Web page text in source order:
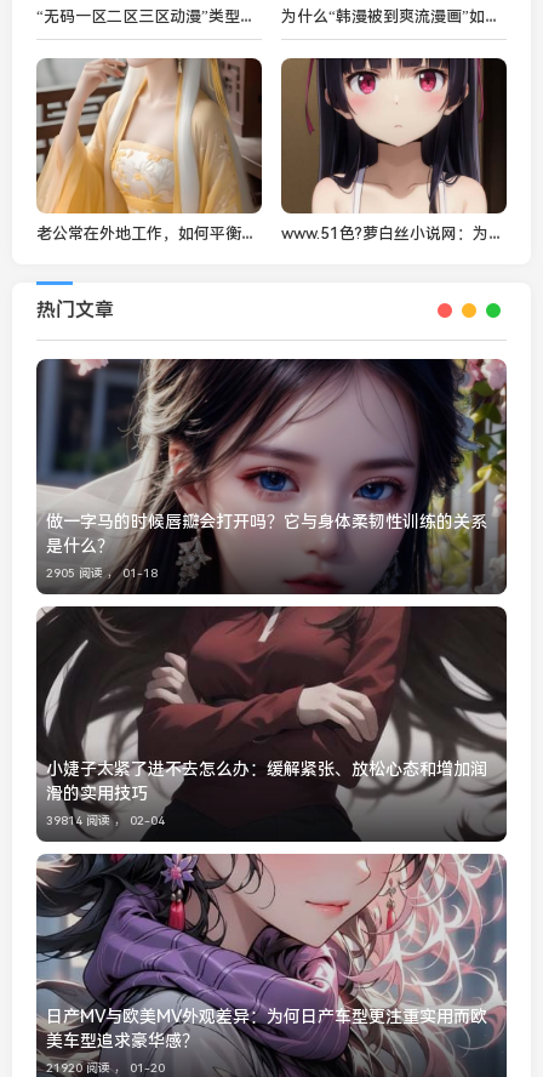
“无码一区二区三区动漫”类型有哪些特色？如何选择合适的作品观看？ 为什么“韩漫被到爽流漫画”如此受欢迎？揭秘其背后受众心理与创作技巧
老公常在外地工作，如何平衡生活与频繁要求发一些东西的困扰？ www.51色?萝白丝小说网：为何这个小说平台如此吸引广大读者？
热门文章
做一字马的时候唇瓣会打开吗？它与身体柔韧性训练的关系
是什么？
2905 阅读 ， 01-18
小婕子太紧了进不去怎么办：缓解紧张、放松心态和增加润
滑的实用技巧
39814 阅读 ， 02-04
日产MV与欧美MV外观差异：为何日产车型更注重实用而欧
美车型追求豪华感？
21920 阅读 ， 01-20